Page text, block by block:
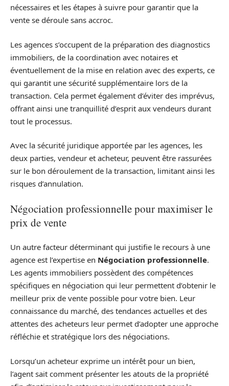
nécessaires et les étapes à suivre pour garantir que la
vente se déroule sans accroc.
Les agences s’occupent de la préparation des diagnostics
immobiliers, de la coordination avec notaires et
éventuellement de la mise en relation avec des experts, ce
qui garantit une sécurité supplémentaire lors de la
transaction. Cela permet également d’éviter des imprévus,
offrant ainsi une tranquillité d’esprit aux vendeurs durant
tout le processus.
Avec la sécurité juridique apportée par les agences, les
deux parties, vendeur et acheteur, peuvent être rassurées
sur le bon déroulement de la transaction, limitant ainsi les
risques d’annulation.
Négociation professionnelle pour maximiser le
prix de vente
Un autre facteur déterminant qui justifie le recours à une
agence est l’expertise en Négociation professionnelle.
Les agents immobiliers possèdent des compétences
spécifiques en négociation qui leur permettent d’obtenir le
meilleur prix de vente possible pour votre bien. Leur
connaissance du marché, des tendances actuelles et des
attentes des acheteurs leur permet d’adopter une approche
réfléchie et stratégique lors des négociations.
Lorsqu’un acheteur exprime un intérêt pour un bien,
l’agent sait comment présenter les atouts de la propriété